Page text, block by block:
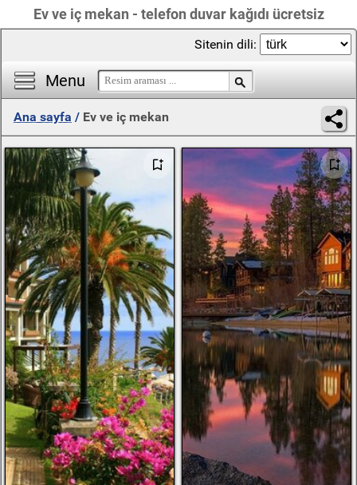
Ev ve iç mekan - telefon duvar kağıdı ücretsiz
Menu
Sitenin dili:
Ana sayfa / Ev ve iç mekan